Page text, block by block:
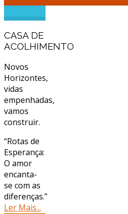
CASA DE
ACOLHIMENTO
Novos
Horizontes,
vidas
empenhadas,
vamos
construir.
“Rotas de
Esperança:
O amor
encanta-
se com as
diferenças.”
Ler Mais...